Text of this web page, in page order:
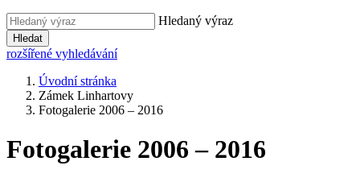
Hledaný výraz
Hledat
rozšířené vyhledávání
Úvodní stránka
Zámek Linhartovy
Fotogalerie 2006 – 2016
Fotogalerie 2006 – 2016